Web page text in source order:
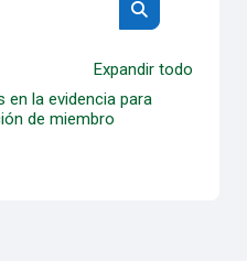
Buscar cursos
Expandir todo
en la evidencia para
de miembro